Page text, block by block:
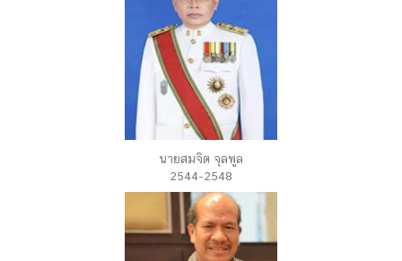
นายสมจิต จุลพูล
2544-2548